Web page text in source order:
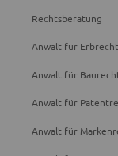
Rechtsberatung
Anwalt für Erbrecht
Anwalt für
Anwalt für
Anwalt für